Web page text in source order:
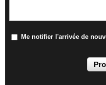
Me notifier l'arrivée de